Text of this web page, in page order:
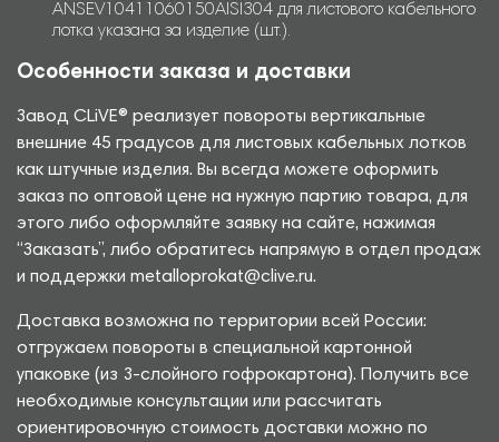
ANSEV10411060150AISI304 для листового кабельного
лотка указана за изделие (шт.).
Особенности заказа и доставки
Завод CLiVE® реализует повороты вертикальные
внешние 45 градусов для листовых кабельных лотков
как штучные изделия. Вы всегда можете оформить
заказ по оптовой цене на нужную партию товара, для
этого либо оформляйте заявку на сайте, нажимая
“Заказать”, либо обратитесь напрямую в отдел продаж
и поддержки metalloprokat@clive.ru.
Доставка возможна по территории всей России:
отгружаем повороты в специальной картонной
упаковке (из 3-слойного гофрокартона). Получить все
необходимые консультации или рассчитать
ориентировочную стоимость доставки можно по